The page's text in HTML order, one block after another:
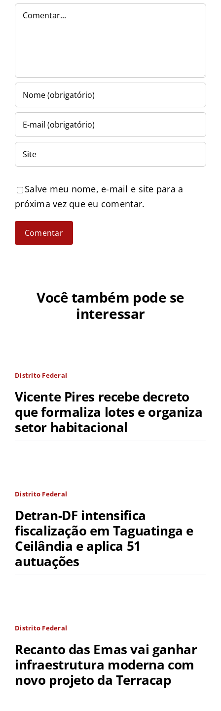
Comentar
Salve meu nome, e-mail e site para a
próxima vez que eu comentar.
Você também pode se
interessar
Distrito Federal
Vicente Pires recebe decreto
que formaliza lotes e organiza
setor habitacional
Distrito Federal
Detran-DF intensifica
fiscalização em Taguatinga e
Ceilândia e aplica 51
autuações
Distrito Federal
Recanto das Emas vai ganhar
infraestrutura moderna com
novo projeto da Terracap